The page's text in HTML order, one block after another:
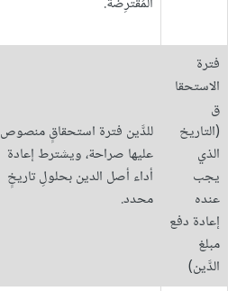
فترة
الاستحقا
ق
(التاريخ
الذي
يجب
عنده
إعادة دفع
مبلغ
الدَّين)
للدَّين فترة استحقاقٍ منصوص
عليها صراحة، ويشترط إعادة
أداء أصل الدين بحلولِ تاريخٍ
محدد.